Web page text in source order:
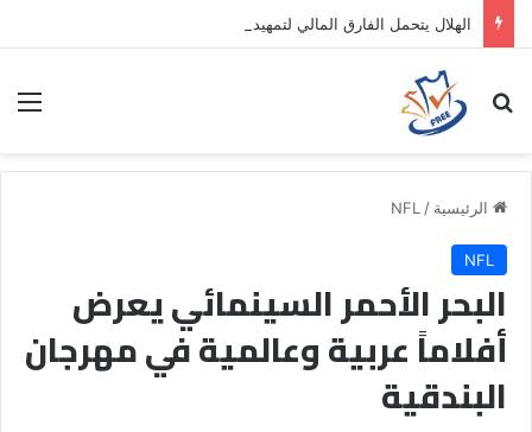
بحث عن
الرئيسية /
NFL
NFL
البحر الأحمر السينمائي يعرض
أفلاماً عربية وعالمية في مهرجان
البندقية